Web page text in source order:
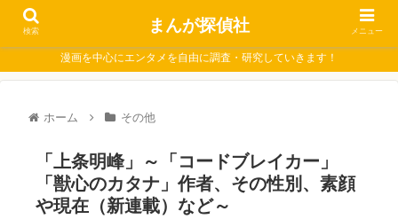
漫画を中心にエンタメを自由に調査・研究していきます！
ホーム その他
「上条明峰」～「コードブレイカー」
「獣心のカタナ」作者、その性別、素顔
や現在（新連載）など～
検索 まんが探偵社 メニュー